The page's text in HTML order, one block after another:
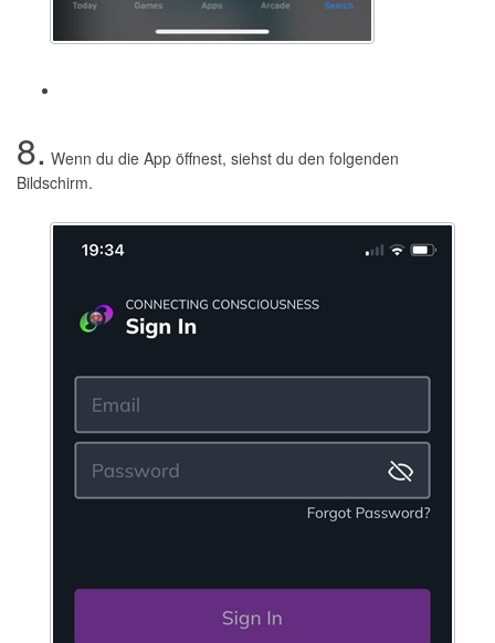
8. Wenn du die App öffnest, siehst du den folgenden
Bildschirm.